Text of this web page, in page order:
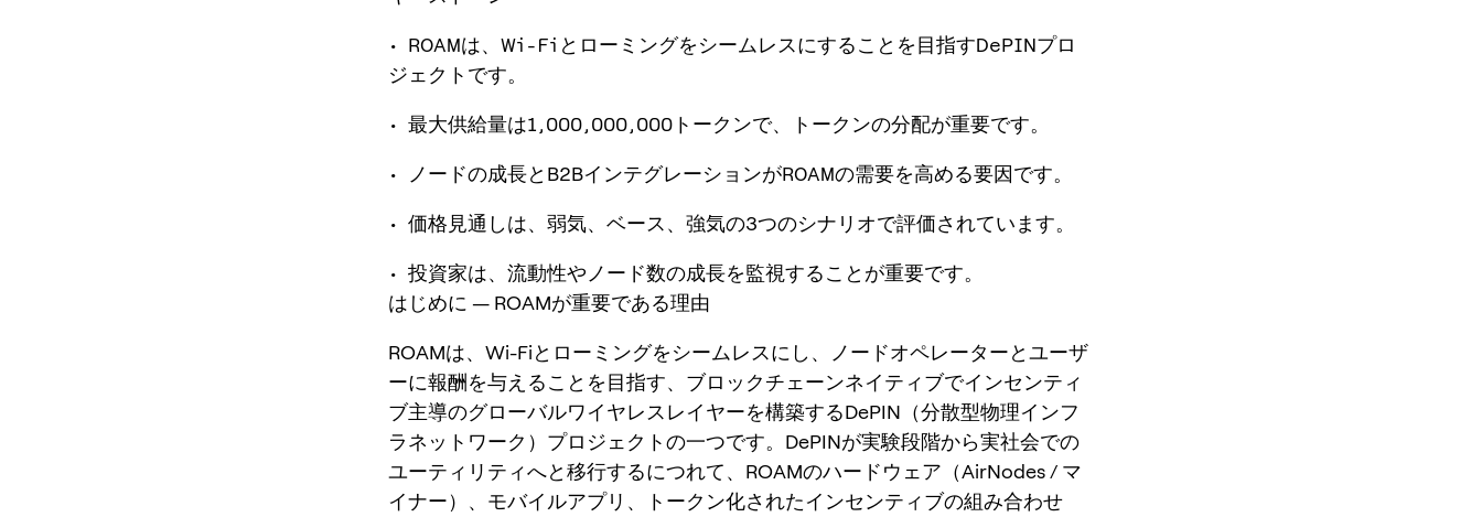
• ROAMは、Wi-Fiとローミングをシームレスにすることを目指すDePINプロ
ジェクトです。
• 最大供給量は1,000,000,000トークンで、トークンの分配が重要です。
• ノードの成長とB2BインテグレーションがROAMの需要を高める要因です。
• 価格見通しは、弱気、ベース、強気の3つのシナリオで評価されています。
• 投資家は、流動性やノード数の成長を監視することが重要です。
はじめに — ROAMが重要である理由
ROAMは、Wi-Fiとローミングをシームレスにし、ノードオペレーターとユーザ
ーに報酬を与えることを目指す、ブロックチェーンネイティブでインセンティ
ブ主導のグローバルワイヤレスレイヤーを構築するDePIN（分散型物理インフ
ラネットワーク）プロジェクトの一つです。DePINが実験段階から実社会での
ユーティリティへと移行するにつれて、ROAMのハードウェア（AirNodes / マ
イナー）、モバイルアプリ、トークン化されたインセンティブの組み合わせ